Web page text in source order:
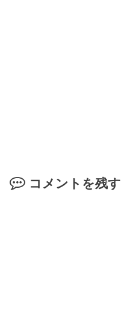
コメントを残す